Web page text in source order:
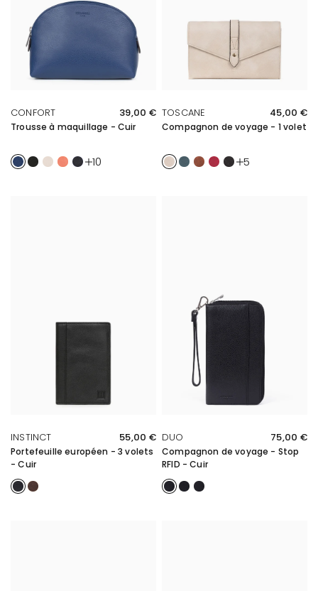
CONFORT 39,00 €
Trousse à maquillage - Cuir
BleuNoirIvoire
Orange
Marine
10
TOSCANE 45,00 €
Compagnon de voyage - 1 volet
Ivoire
Bleu pétrole
Fauve
Framboise
Noir5
INSTINCT 55,00 €
Portefeuille européen - 3 volets
- Cuir
NoirMarron
DUO 75,00 €
Compagnon de voyage - Stop
RFID - Cuir
NoirNoir/Marine
Noir/Taupe